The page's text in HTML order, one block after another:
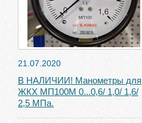
21.07.2020
В НАЛИЧИИ! Манометры для
ЖКХ МП100М 0...0,6/ 1,0/ 1,6/
2,5 МПа.